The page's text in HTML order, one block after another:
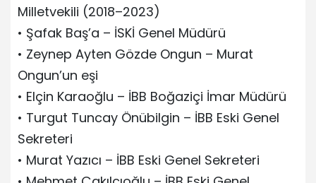
Milletvekili (2018–2023)
• Şafak Baş’a – İSKİ Genel Müdürü
• Zeynep Ayten Gözde Ongun – Murat
Ongun’un eşi
• Elçin Karaoğlu – İBB Boğaziçi İmar Müdürü
• Turgut Tuncay Önübilgin – İBB Eski Genel
Sekreteri
• Murat Yazıcı – İBB Eski Genel Sekreteri